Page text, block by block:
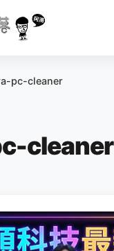
pc-cleaner
cleaner